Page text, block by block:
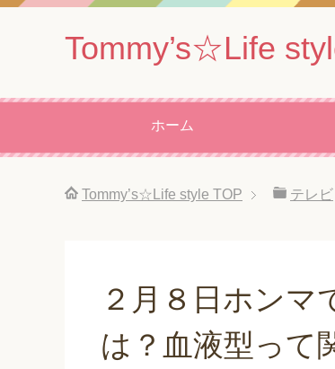
Tommy’s☆Life
ホーム
Tommy’s☆Life style TOP テレビ
２月８日ホンマ
は？血液型って